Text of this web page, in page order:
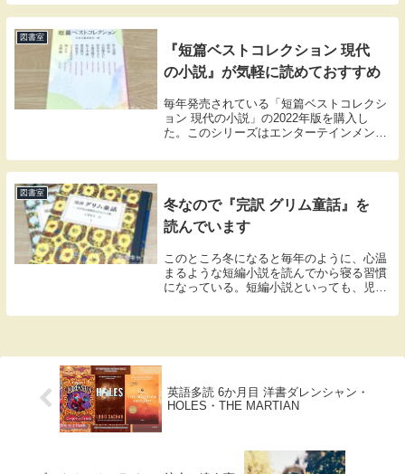
た彼らを時を隔てて再び撮影している、興
味深い作品だ。この2冊をを一緒に読む
図書室
『短篇ベストコレクション 現代
の小説』が気軽に読めておすすめ
毎年発売されている「短篇ベストコレクシ
ョン 現代の小説」の2022年版を購入し
た。このシリーズはエンターテインメント
2000年以前は単行本として出版されていた
ようだけど、その後は文庫で長く続いてい
図書室
冬なので『完訳 グリム童話』を
読んでいます
このところ冬になると毎年のように、心温
まるような短編小説を読んでから寝る習慣
になっている。短編小説といっても、児童
だ。この数年はとくにストレスの多い世情
英語多読 6か月目 洋書ダレンシャン・
HOLES・THE MARTIAN